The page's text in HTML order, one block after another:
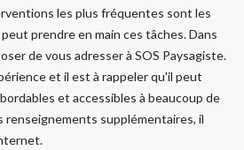
les plus fréquentes sont les
prendre en main ces tâches. Dans
de vous adresser à SOS Paysagiste.
et il est à rappeler qu'il peut
et accessibles à beaucoup de
renseignements supplémentaires, il